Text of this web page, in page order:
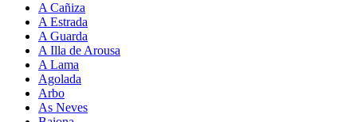
A Cañiza
A Estrada
A Guarda
A Illa de Arousa
A Lama
Agolada
Arbo
As Neves